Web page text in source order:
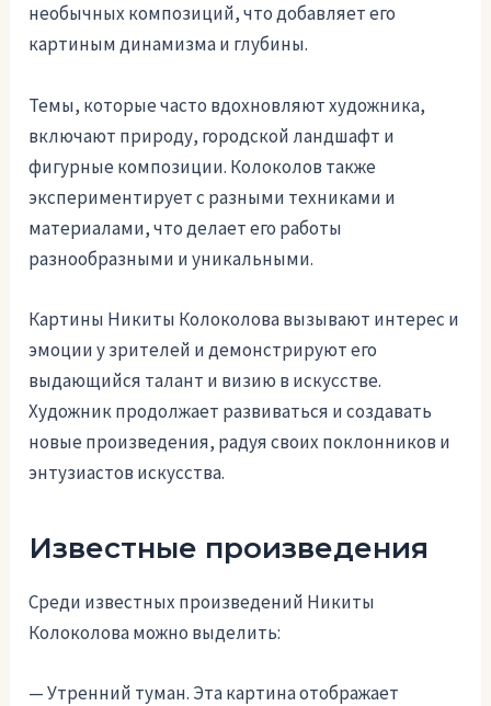
необычных композиций, что добавляет его
картиным динамизма и глубины.
Темы, которые часто вдохновляют художника,
включают природу, городской ландшафт и
фигурные композиции. Колоколов также
экспериментирует с разными техниками и
материалами, что делает его работы
разнообразными и уникальными.
Картины Никиты Колоколова вызывают интерес и
эмоции у зрителей и демонстрируют его
выдающийся талант и визию в искусстве.
Художник продолжает развиваться и создавать
новые произведения, радуя своих поклонников и
энтузиастов искусства.
Известные произведения
Среди известных произведений Никиты
Колоколова можно выделить:
— Утренний туман. Эта картина отображает